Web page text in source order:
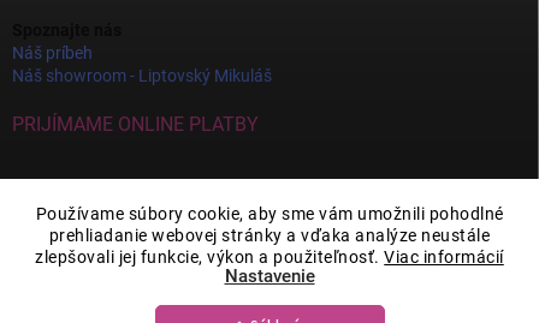
Používame súbory cookie, aby sme vám umožnili pohodlné
prehliadanie webovej stránky a vďaka analýze neustále
zlepšovali jej funkcie, výkon a použiteľnosť.Viac informácií
Nastavenie
Náš príbeh
Náš showroom - Liptovský Mikuláš
PRIJÍMAME ONLINE PLATBY